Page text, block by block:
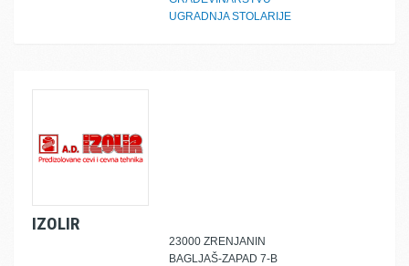
UGRADNJA STOLARIJE
IZOLIR
23000 ZRENJANIN
BAGLJAŠ-ZAPAD 7-B